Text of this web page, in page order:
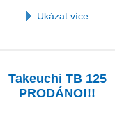
Ukázat více
Takeuchi TB 125
PRODÁNO!!!